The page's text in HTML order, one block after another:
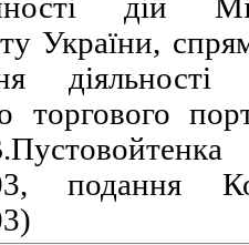
дій
України,
діяльності
торгового
подання